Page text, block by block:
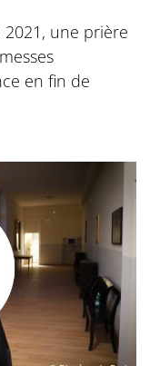
une prière
en fin de